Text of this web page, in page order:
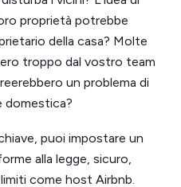
proprietà potrebbe
della casa? Molte
troppo dal vostro team
un problema di
domestica?
puoi impostare un
alla legge, sicuro,
come host Airbnb.